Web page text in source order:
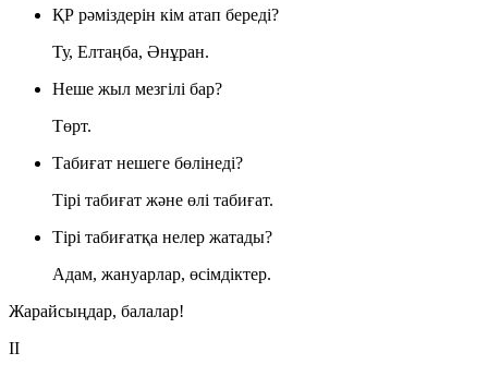
ҚР рәміздерін кім атап береді?
Ту, Елтаңба, Әнұран.
Неше жыл мезгілі бар?
Төрт.
Табиғат нешеге бөлінеді?
Тірі табиғат және өлі табиғат.
Тірі табиғатқа нелер жатады?
Адам, жануарлар, өсімдіктер.
Жарайсыңдар, балалар!
II